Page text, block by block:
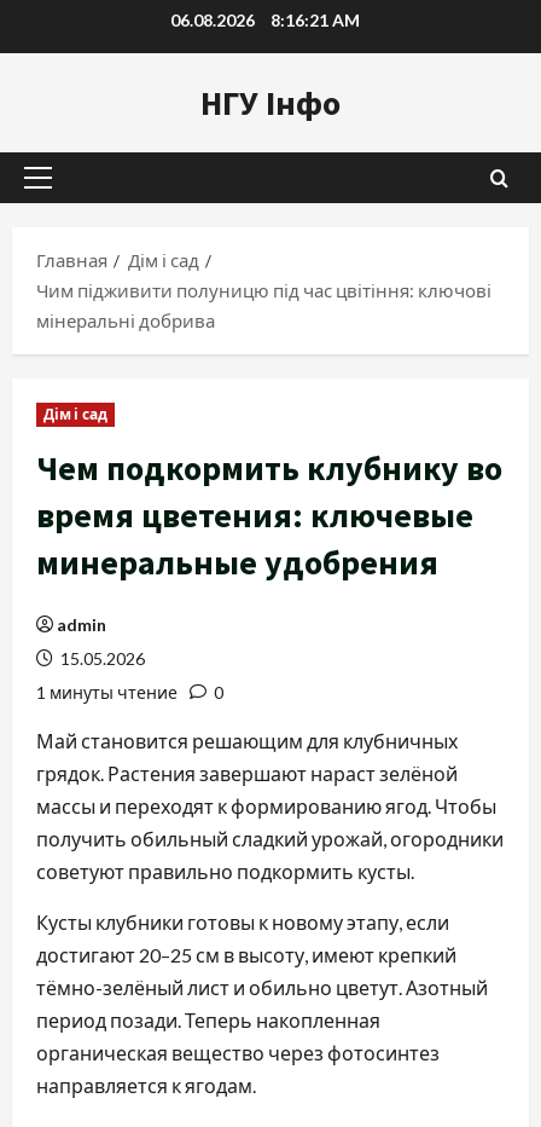
к
06.08.2026 8:16:22 AM
НГУ Інфо
Основное
Главная
Дім і сад
Чим підживити полуницю під час цвітіння: ключові
мінеральні добрива
Дім і сад
Чем подкормить клубнику во
время цветения: ключевые
минеральные удобрения
admin
15.05.2026
1 минуты чтение
0
Май становится решающим для клубничных
грядок. Растения завершают нараст зелёной
массы и переходят к формированию ягод. Чтобы
получить обильный сладкий урожай, огородники
советуют правильно подкормить кусты.
Кусты клубники готовы к новому этапу, если
достигают 20–25 см в высоту, имеют крепкий
тёмно-зелёный лист и обильно цветут. Азотный
период позади. Теперь накопленная
органическая вещество через фотосинтез
направляется к ягодам.